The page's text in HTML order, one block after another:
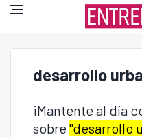
desarrollo
¡Mantente al día
sobre "desarrollo